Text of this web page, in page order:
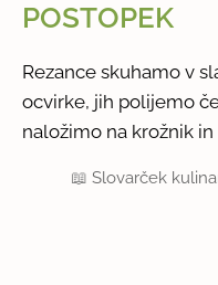
POSTOPEK
Rezance skuhamo v
ocvirke, jih polijemo
naložimo na krožnik
📖Slovarček